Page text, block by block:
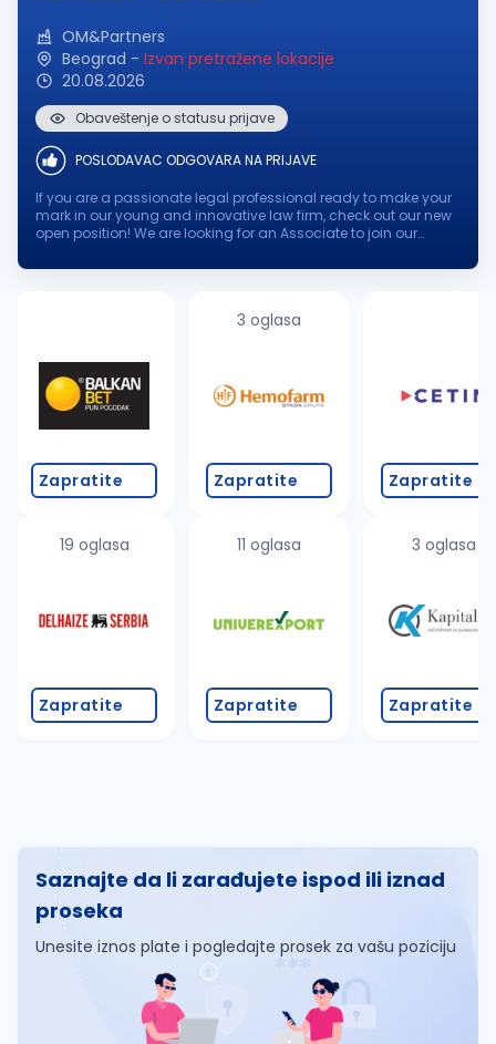
OM&Partners
Beograd - Izvan pretražene lokacije
20.08.2026
Obaveštenje o statusu prijave
POSLODAVAC ODGOVARA NA PRIJAVE
If you are a passionate legal professional ready to make your
mark in our young and innovative law firm, check out our new
open position! We are looking for an Associate to join our
contribute to...
Zapratite
19 oglasa
Zapratite
3 oglasa
Zapratite
11 oglasa
Zapratite
Zapratite
3 oglasa
Zapratite
Saznajte da li zarađujete ispod ili iznad
proseka
Unesite iznos plate i pogledajte prosek za vašu poziciju